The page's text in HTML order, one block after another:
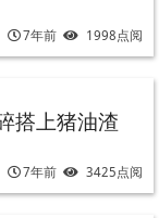
7年前 1998点阅
搭上猪油渣
7年前 3425点阅